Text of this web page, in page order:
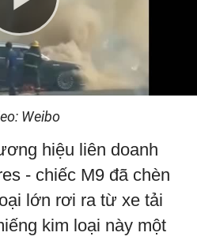
Play
Video
Weibo
hiệu liên doanh
- chiếc M9 đã chèn
lớn rơi ra từ xe tải
kim loại này một